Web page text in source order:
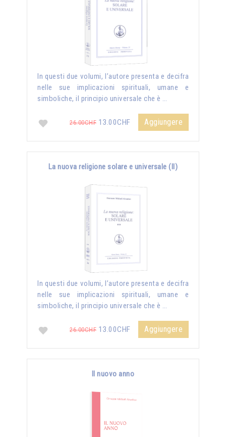
In questi due volumi, l’autore presenta e decifra
nelle sue implicazioni spirituali, umane e
simboliche, il principio universale che è …
26.00CHF 13.00CHF Aggiungere
La nuova religione solare e universale (II)
In questi due volumi, l’autore presenta e decifra
nelle sue implicazioni spirituali, umane e
simboliche, il principio universale che è …
26.00CHF 13.00CHF Aggiungere
Il nuovo anno